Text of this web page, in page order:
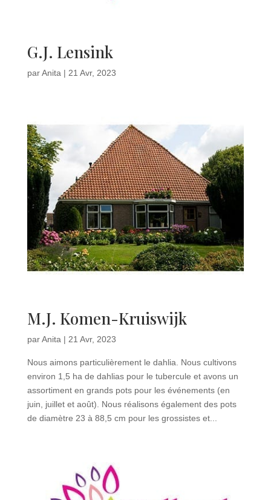
G.J. Lensink
parAnita | 21 Avr, 2023
M.J. Komen-Kruiswijk
parAnita | 21 Avr, 2023
Nous aimons particulièrement le dahlia. Nous cultivons
environ 1,5 ha de dahlias pour le tubercule et avons un
assortiment en grands pots pour les événements (en
juin, juillet et août). Nous réalisons également des pots
de diamètre 23 à 88,5 cm pour les grossistes et...